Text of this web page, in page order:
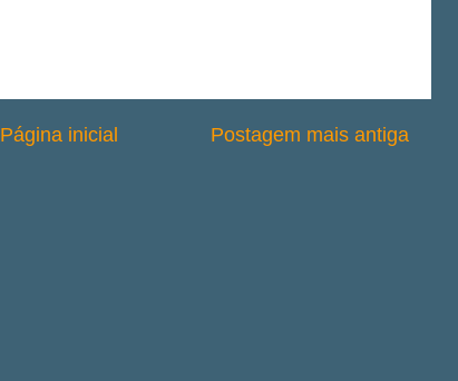
Postagem mais antiga
Página inicial